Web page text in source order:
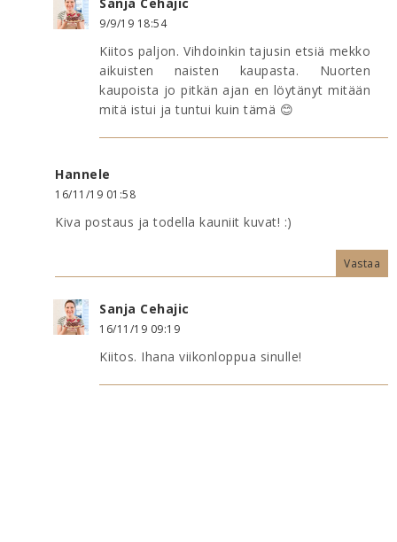
9/9/19 18:54
Kiitos paljon. Vihdoinkin tajusin etsiä mekko
aikuisten naisten kaupasta. Nuorten
kaupoista jo pitkän ajan en löytänyt mitään
mitä istui ja tuntui kuin tämä 😊
Hannele
16/11/19 01:58
Kiva postaus ja todella kauniit kuvat! :)
Vastaa
Sanja Cehajic
16/11/19 09:19
Kiitos. Ihana viikonloppua sinulle!